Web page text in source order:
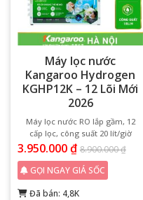
Máy lọc nước
Kangaroo Hydrogen
KGHP12K – 12 Lõi Mới
2026
Máy lọc nước RO lắp gầm, 12
cấp lọc, công suất 20 lít/giờ
3.950.000₫ 8.900.000₫
GỌI NGAY GIÁ SỐC
Đã bán: 4,8K